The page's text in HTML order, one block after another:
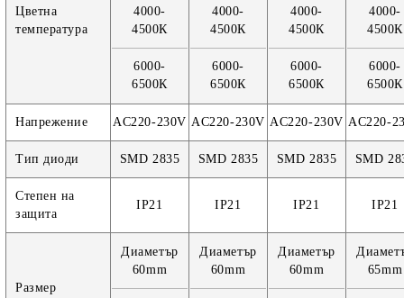
Цветна
температура
4000-
4500К
6000-
6500К
4000-
4500К
6000-
6500К
4000-
4500К
6000-
6500К
4000-
4500К
6000-
6500К
Напрежение AC220-230V AC220-230V AC220-230V AC220-
Тип диоди SMD 2835 SMD 2835 SMD 2835 SMD
Степен на
защита
IP21 IP21 IP21 IP21
Размер
Диаметър
60mm
Диаметър
60mm
Диаметър
60mm
65mm